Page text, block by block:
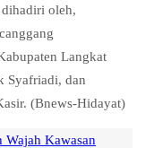
dihadiri oleh,
Langkat
Syafriadi, dan
(Bnews-Hidayat)
Kawasan